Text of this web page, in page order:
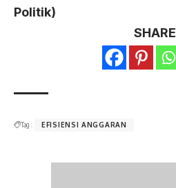
Politik)
SHARE
Tag : EFISIENSI ANGGARAN